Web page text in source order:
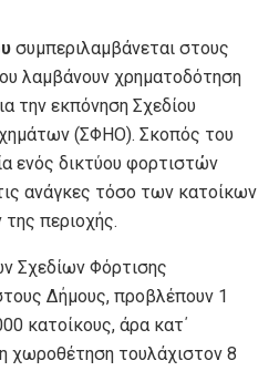
συμπεριλαμβάνεται στους
λαμβάνουν χρηματοδότηση
την εκπόνηση Σχεδίου
(ΣΦΗΟ). Σκοπός του
ενός δικτύου φορτιστών
ανάγκες τόσο των κατοίκων
περιοχής.
Σχεδίων Φόρτισης
Δήμους, προβλέπουν 1
κατοίκους, άρα κατ΄
χωροθέτηση τουλάχιστον 8